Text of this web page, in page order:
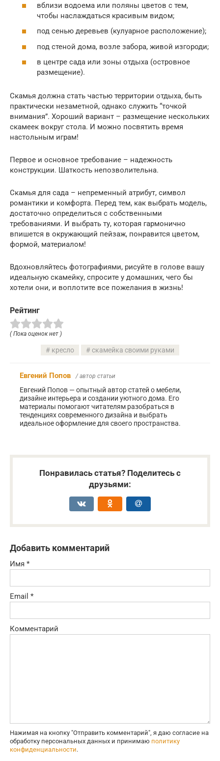
вблизи водоема или поляны цветов с тем,
чтобы наслаждаться красивым видом;
под сенью деревьев (кулуарное расположение);
под стеной дома, возле забора, живой изгороди;
в центре сада или зоны отдыха (островное
размещение).
Скамья должна стать частью территории отдыха, быть
практически незаметной, однако служить “точкой
внимания”. Хороший вариант – размещение нескольких
скамеек вокруг стола. И можно посвятить время
настольным играм!
Первое и основное требование – надежность
конструкции. Шаткость непозволительна.
Скамья для сада – непременный атрибут, символ
романтики и комфорта. Перед тем, как выбрать модель,
достаточно определиться с собственными
требованиями. И выбрать ту, которая гармонично
впишется в окружающий пейзаж, понравится цветом,
формой, материалом!
Вдохновляйтесь фотографиями, рисуйте в голове вашу
идеальную скамейку, спросите у домашних, чего бы
хотели они, и воплотите все пожелания в жизнь!
Рейтинг
( Пока оценок нет )
кресло скамейка своими руками
Евгений Попов / автор статьи
Евгений Попов — опытный автор статей о мебели,
дизайне интерьера и создании уютного дома. Его
материалы помогают читателям разобраться в
тенденциях современного дизайна и выбрать
идеальное оформление для своего пространства.
Понравилась статья? Поделитесь с
друзьями:
Добавить комментарий
Имя *
Email *
Комментарий
Нажимая на кнопку "Отправить комментарий", я даю согласие на
обработку персональных данных и принимаю политику
конфиденциальности.